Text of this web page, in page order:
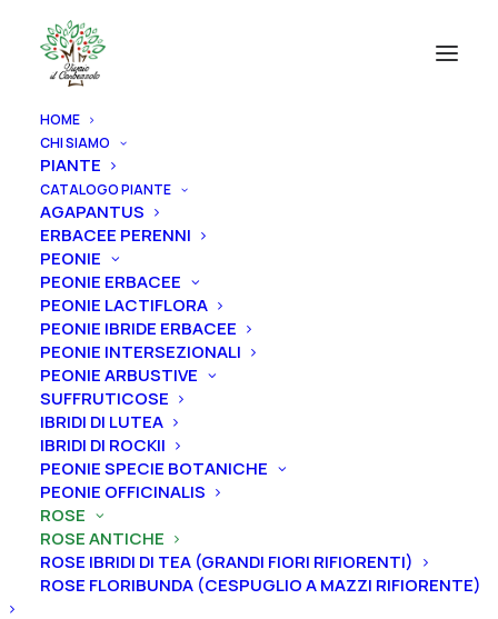
HOME
CHI SIAMO
PIANTE
CATALOGO PIANTE
AGAPANTUS
ERBACEE PERENNI
PEONIE
PEONIE ERBACEE
PEONIE LACTIFLORA
PEONIE IBRIDE ERBACEE
PEONIE INTERSEZIONALI
PEONIE ARBUSTIVE
SUFFRUTICOSE
IBRIDI DI LUTEA
IBRIDI DI ROCKII
PEONIE SPECIE BOTANICHE
PEONIE OFFICINALIS
ROSE
ROSE ANTICHE
ROSE IBRIDI DI TEA (GRANDI FIORI RIFIORENTI)
ROSE FLORIBUNDA (CESPUGLIO A MAZZI RIFIORENTE)
Home Rose Rose antiche
Rose Ibridi di Alba
Rosa antica Ibrido di Alba “Felicité Parmentier”
Rosa antica Ibrido di Alba
“Felicité Parmentier”